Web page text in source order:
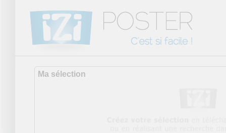
Ma sélection